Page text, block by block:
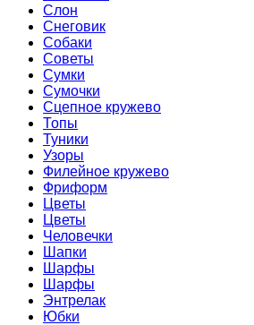
Слон
Снеговик
Собаки
Советы
Сумки
Сумочки
Сцепное кружево
Топы
Туники
Узоры
Филейное кружево
Фриформ
Цветы
Цветы
Человечки
Шапки
Шарфы
Шарфы
Энтрелак
Юбки